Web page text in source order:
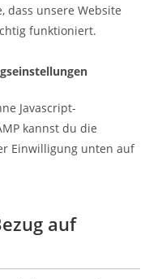
dass unsere Website
funktioniert.
Javascript-
kannst du die
Einwilligung unten auf
auf